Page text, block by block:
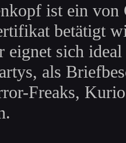
ist ein
betätigt
eignet sich
als
Freaks,